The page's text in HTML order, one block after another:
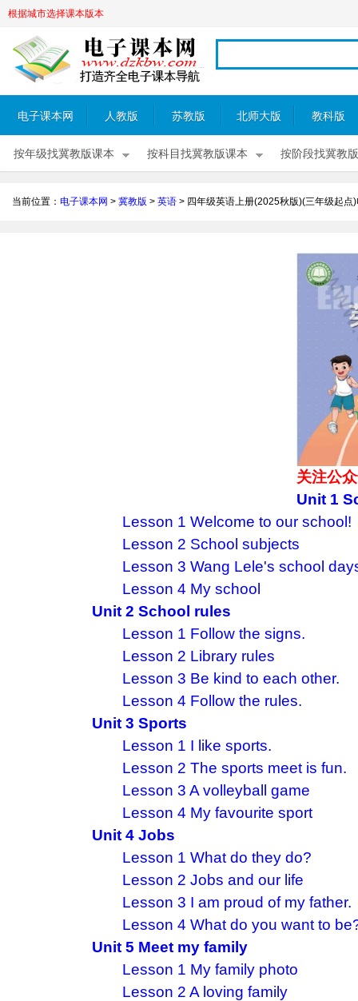
根据城市选择课本版本
电子课本网 人教版 苏教版 北师大版 教科版
按年级找冀教版课本 按科目找冀教版课本 按阶段找冀教
当前位置： 电子课本网 > 冀教版 > 英语 > 四年级英语上册(2025秋版)(三年级起
关注公
Unit 1
Lesson 1 Welcome to our school!
Lesson 2 School subjects
Lesson 3 Wang Lele's school
Lesson 4 My school
Unit 2 School rules
Lesson 1 Follow the signs.
Lesson 2 Library rules
Lesson 3 Be kind to each other.
Lesson 4 Follow the rules.
Unit 3 Sports
Lesson 1 I like sports.
Lesson 2 The sports meet is fun.
Lesson 3 A volleyball game
Lesson 4 My favourite sport
Unit 4 Jobs
Lesson 1 What do they do?
Lesson 2 Jobs and our life
Lesson 3 I am proud of my father.
Lesson 4 What do you want to
Unit 5 Meet my family
Lesson 1 My family photo
Lesson 2 A loving family